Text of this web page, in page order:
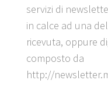
servizi di
in calce ad una
ricevuta, oppure
composto da
http://